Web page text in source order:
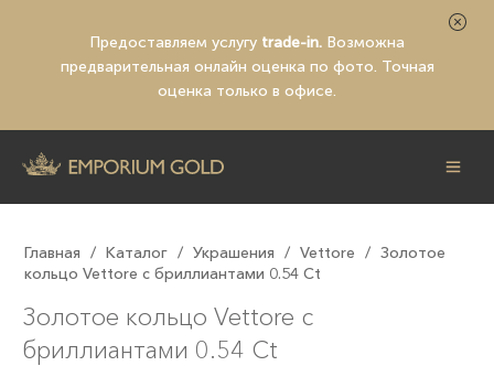
Предоставляем услугу trade-in. Возможна
предварительная онлайн оценка по фото. Точная
оценка только в офисе.
Главная / Каталог / Украшения / Vettore / Золотое
кольцо Vettore с бриллиантами 0.54 Ct
Золотое кольцо Vettore с
бриллиантами 0.54 Ct